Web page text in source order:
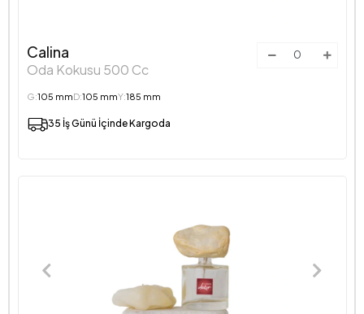
Calina
Oda Kokusu 500 Cc
G:105 mmD:105 mmY:185 mm
35 İş Günü İçinde Kargoda